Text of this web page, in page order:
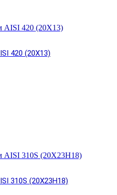
420 (20Х13)
310S (20Х23Н18)